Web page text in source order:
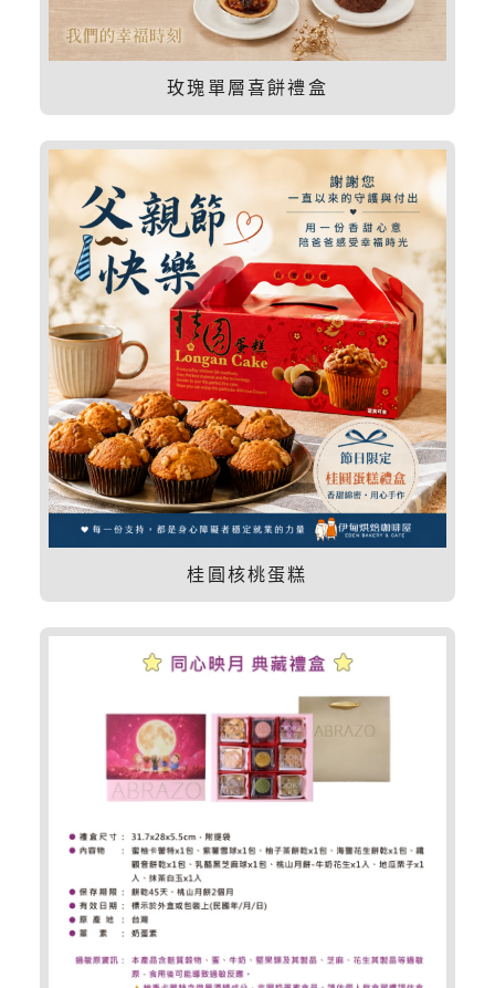
玫瑰單層喜餅禮盒
桂圓核桃蛋糕